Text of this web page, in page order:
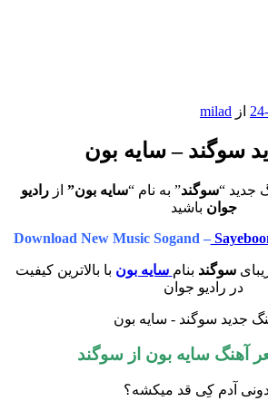
از milad
سوگند – سایه بون
جدید “سوگند” به نام “سایه بون” ازرادیو
جوان باشید
Download New Music Sogand –
سوگند بنام سایه بون با بالاترین کیفیت
در رادیو جوان
آهنگ سایه بون از سوگند
آدم کِی قد میکشه؟